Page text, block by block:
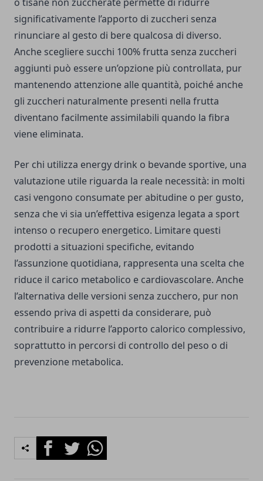
significativamente l’apporto di zuccheri senza
rinunciare al gesto di bere qualcosa di diverso.
Anche scegliere succhi 100% frutta senza zuccheri
aggiunti può essere un’opzione più controllata, pur
mantenendo attenzione alle quantità, poiché anche
gli zuccheri naturalmente presenti nella frutta
diventano facilmente assimilabili quando la fibra
viene eliminata.
Per chi utilizza energy drink o bevande sportive, una
valutazione utile riguarda la reale necessità: in molti
casi vengono consumate per abitudine o per gusto,
senza che vi sia un’effettiva esigenza legata a sport
intenso o recupero energetico. Limitare questi
prodotti a situazioni specifiche, evitando
l’assunzione quotidiana, rappresenta una scelta che
riduce il carico metabolico e cardiovascolare. Anche
l’alternativa delle versioni senza zucchero, pur non
essendo priva di aspetti da considerare, può
contribuire a ridurre l’apporto calorico complessivo,
soprattutto in percorsi di controllo del peso o di
prevenzione metabolica.
FacebookTwitterWhatsapp